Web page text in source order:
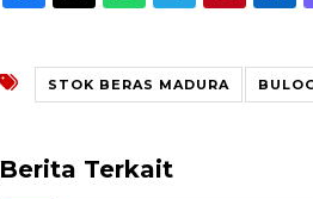
STOK BERAS MADURA
Berita Terkait